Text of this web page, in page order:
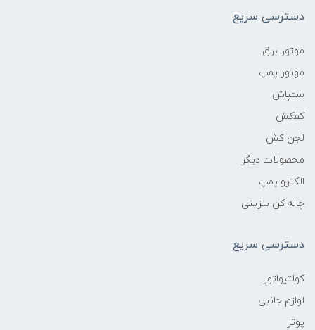
دسترسی سریع
موتور برق
موتور پمپ
سمپاش
کفکش
لجن کش
محصولات دیگر
الکترو پمپ
چاله کن بنزینی
دسترسی سریع
کولتیواتور
لوازم جانبی
پوتر